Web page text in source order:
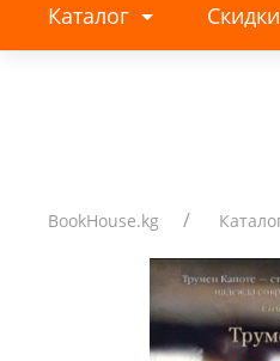
Каталог
BookHouse.kg